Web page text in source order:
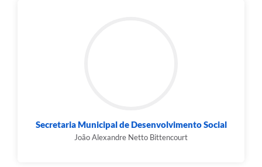
Secretaria Municipal de Desenvolvimento Social
João Alexandre Netto Bittencourt